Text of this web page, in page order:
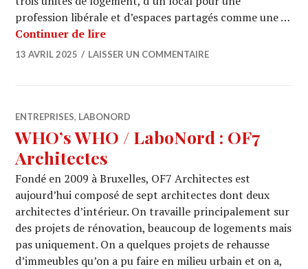
profession libérale et d’espaces partagés comme une …
Continuer de lireARCHI URBAIN (19/26) : OF7 /
13 AVRIL 2025 LAISSER UN COMMENTAIRE
ENTREPRISES, LABONORD
WHO’s WHO / LaboNord : OF7
Architectes
Fondé en 2009 à Bruxelles, OF7 Architectes est
aujourd’hui composé de sept architectes dont deux
architectes d’intérieur. On travaille principalement sur
des projets de rénovation, beaucoup de logements mais
pas uniquement. On a quelques projets de rehausse
d’immeubles qu’on a pu faire en milieu urbain et on a,